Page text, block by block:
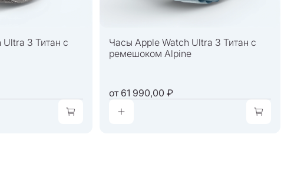
3 Титан с
Часы Apple Watch Ultra 3 Титан с
ремешоком Alpine
от61 990,00 ₽